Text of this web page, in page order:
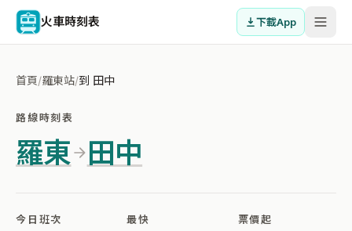
火車時刻表 下載App
首頁/羅東站/到 田中
路線時刻表
羅東 田中
今日班次 最快 票價起